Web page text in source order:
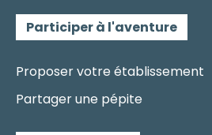
Participer à l'aventure
Proposer votre établissement
Partager une pépite